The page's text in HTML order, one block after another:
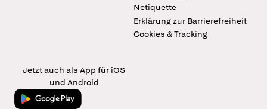
Netiquette
Erklärung zur Barrierefreiheit
Cookies & Tracking
Jetzt auch als App für iOS
und Android
Jetzt bei Google Play